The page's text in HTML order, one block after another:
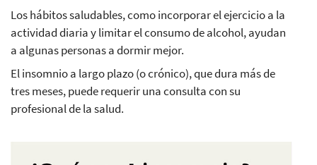
Los hábitos saludables, como incorporar el ejercicio a la
actividad diaria y limitar el consumo de alcohol, ayudan
a algunas personas a dormir mejor.
El insomnio a largo plazo (o crónico), que dura más de
tres meses, puede requerir una consulta con su
profesional de la salud.